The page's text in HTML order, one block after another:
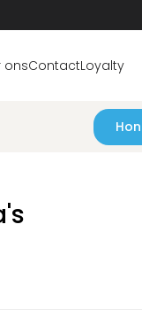
onsContactLoyalty